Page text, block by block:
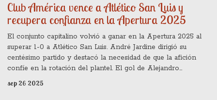
Club América vence a Atlético San Luis y
recupera confianza en la Apertura 2025
El conjunto capitalino volvió a ganar en la Apertura 2025 al
superar 1-0 a Atlético San Luis. André Jardine dirigió su
centésimo partido y destacó la necesidad de que la afición
confíe en la rotación del plantel. El gol de Alejandro
Zendejas cambió la dinámica del equipo, que busca reforzar su
posición en la tabla antes del Clásico Capitalino.
sep 26 2025